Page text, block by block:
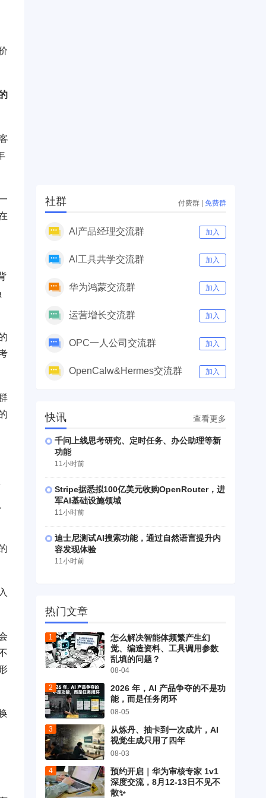
社群 付费群 | 免费群
AI产品经理交流群 加入
AI工具共学交流群 加入
华为鸿蒙交流群 加入
运营增长交流群 加入
OPC一人公司交流群 加入
OpenCalw&Hermes交流群 加入
快讯 查看更多
千问上线思考研究、定时任务、办公助理等新
功能
11小时前
Stripe据悉拟100亿美元收购OpenRouter，进
军AI基础设施领域
11小时前
迪士尼测试AI搜索功能，通过自然语言提升内
容发现体验
11小时前
热门文章
怎么解决智能体频繁产生幻
觉、编造资料、工具调用参数
乱填的问题？
08-04
2026 年，AI 产品争夺的不是功
能，而是任务闭环
08-05
从炼丹、抽卡到一次成片，AI
视觉生成只用了四年
08-03
预约开启｜华为审核专家 1v1
深度交流，8月12-13日不见不
散✨